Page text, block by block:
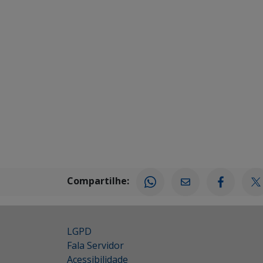
Compartilhe:
LGPD
Fala Servidor
Acessibilidade